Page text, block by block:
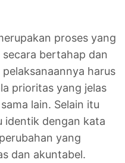
proses yang
bertahap dan
harus
prioritas yang jelas
lain. Selain itu
identik dengan kata
yang
dan akuntabel.